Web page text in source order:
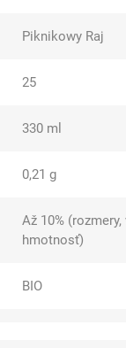
Piknikowy Raj
25
330 ml
0,21 g
Až 10% (rozmery,
hmotnosť)
BIO